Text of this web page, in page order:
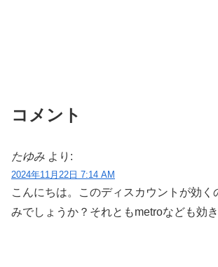
コメント
たゆみ より:
2024年11月22日 7:14 AM
こんにちは。このディスカウントが効く
みでしょうか？それともmetroなども効